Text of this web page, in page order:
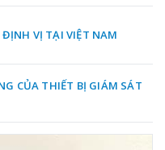
VỊ TẠI VIỆT NAM
CỦA THIẾT BỊ GIÁM SÁT